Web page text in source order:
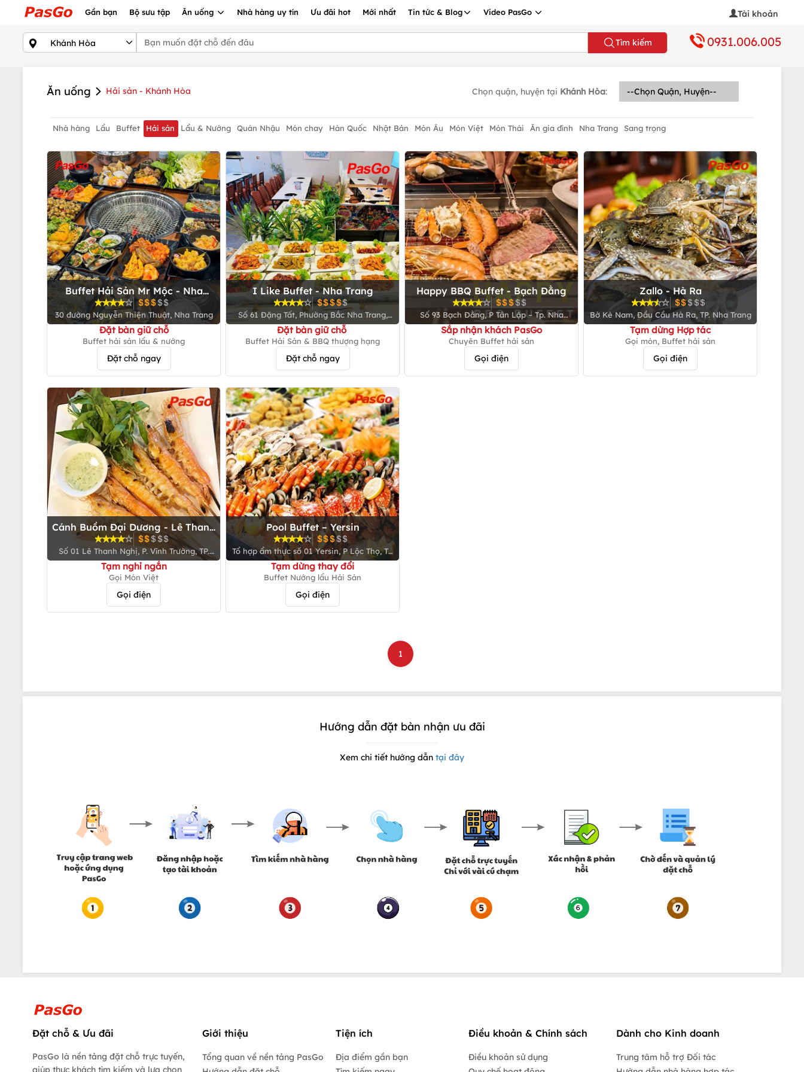
Gần bạn Bộ sưu tập Ăn uống Nhà hàng uy tín Ưu đãi hot Mới nhất Tin tức & Blog Video PasGo Tài khoản
Tìm kiếm 0931.006.005
Ăn uống Hải sản - Khánh Hòa Chọn quận, huyện tại Khánh Hòa:
Nhà hàng Lẩu Buffet Hải sản Lẩu & Nướng Quán Nhậu Món chay Hàn Quốc Nhật Bản Món Âu Món Việt Món Thái Ăn gia đình Nha Trang Sang trọng
Buffet Hải Sản Mr Mộc - Nha
Trang
30 đường Nguyễn Thiện Thuật, Nha Trang
Đặt bàn giữ chỗ
Buffet hải sản lẩu & nướng
Đặt chỗ ngay
I Like Buffet - Nha Trang
Số 61 Đặng Tất, Phường Bắc Nha Trang,
Tỉnh Khánh Hòa
Đặt bàn giữ chỗ
Buffet Hải Sản & BBQ thượng hạng
Đặt chỗ ngay
Happy BBQ Buffet - Bạch Đằng
Số 93 Bạch Đằng, P Tân Lập – Tp. Nha
Trang
Sắp nhận khách PasGo
Chuyên Buffet hải sản
Gọi điện
Zallo - Hà Ra
Bờ Kè Nam, Đầu Cầu Hà Ra, TP. Nha Trang
Tạm dừng Hợp tác
Gọi món, Buffet hải sản
Gọi điện
Cánh Buồm Đại Dương - Lê Thanh
Nghị
Số 01 Lê Thanh Nghị, P. Vĩnh Trường, TP.
Nha Trang
Tạm nghỉ ngắn
Gọi Món Việt
Gọi điện
Pool Buffet – Yersin
Tổ hợp ẩm thực số 01 Yersin, P Lộc Thọ, TP
Nha Trang
Tạm dừng thay đổi
Buffet Nướng lẩu Hải Sản
Gọi điện
1
Hướng dẫn đặt bàn nhận ưu đãi
Xem chi tiết hướng dẫn tại đây
Đặt chỗ & Ưu đãi
PasGo là nền tảng đặt chỗ trực tuyến,
giúp thực khách tìm kiếm và lựa chọn
Giới thiệu
Tổng quan về nền tảng PasGo
Tiện ích
Địa điểm gần bạn
Điều khoản & Chính sách
Điều khoản sử dụng
Dành cho Kinh doanh
Trung tâm hỗ trợ Đối tác